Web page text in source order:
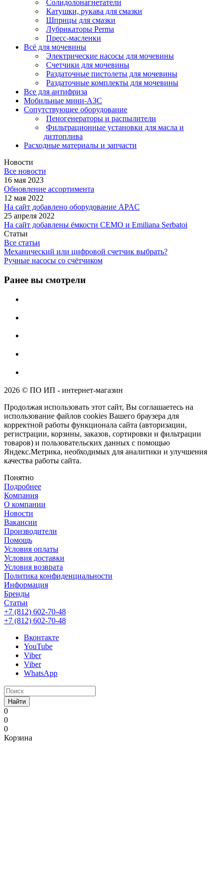
Солидолонагнетатели
Катушки, рукава для смазки
Шприцы для смазки
Лубрикаторы Perma
Пресс-масленки
Всё для мочевины
Электрические насосы для мочевины
Счетчики для мочевины
Раздаточные пистолеты для мочевины
Раздаточные комплекты для мочевины
Все для антифриза
Мобильные мини-АЗС
Сопутствующее оборудование
Пеногенераторы и распылители
Фильтрационные установки для масла и
дизтоплива
Расходные материалы и запчасти
Новости
Все новости
16 мая 2023
Обновление ассортимента
12 мая 2022
На сайт добавлено оборудование APAC
25 апреля 2022
На сайт добавлены ёмкости CEMO и Emiliana Serbatoi
Статьи
Все статьи
Механический или цифровой счетчик выбрать?
Ручные насосы со счётчиком
Ранее вы смотрели
2026 © ПО ИП - интернет-магазин
Продолжая использовать этот сайт, Вы соглашаетесь на
использование файлов cookies Вашего браузера для
корректной работы функционала сайта (авторизации,
регистрации, корзины, заказов, сортировки и фильтрации
товаров) и пользовательских данных с помощью
Яндекс.Метрика, необходимых для аналитики и улучшения
качества работы сайта.
Понятно
Подробнее
Компания
О компании
Новости
Вакансии
Производители
Помощь
Условия оплаты
Условия доставки
Условия возврата
Политика конфиденциальности
Информация
Бренды
Статьи
+7 (812) 602-70-48
+7 (812) 602-70-48
Вконтакте
YouTube
Viber
Viber
WhatsApp
Найти
0
0
0
Корзина